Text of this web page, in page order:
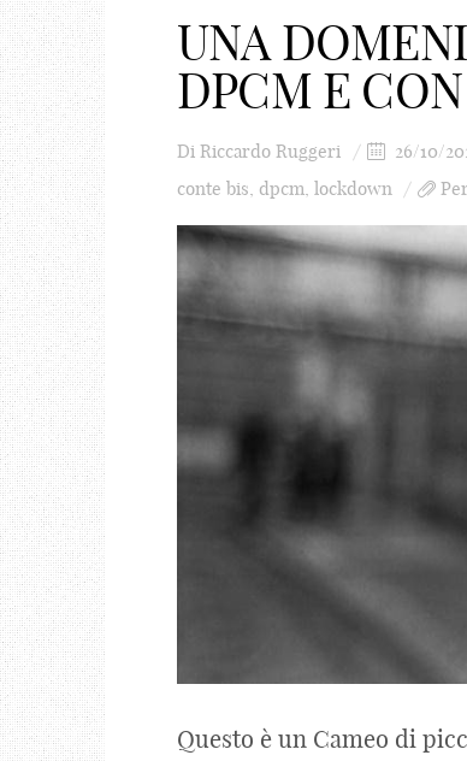
UNA
DPCM E
Di Riccardo Ruggeri 26/10/
conte bis, dpcm, lockdown
Questo è un Cameo di